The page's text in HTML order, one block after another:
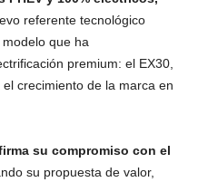
referente tecnológico
que ha
premium: el EX30,
crecimiento de la marca en
su compromiso con el
su propuesta de valor,